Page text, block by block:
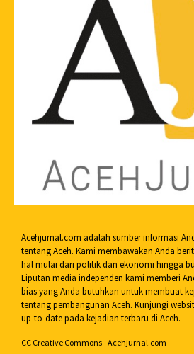
Acehjurnal.com adalah sumber informasi
tentang Aceh. Kami membawakan Anda
hal mulai dari politik dan ekonomi hingga
Liputan media independen kami memberi
bias yang Anda butuhkan untuk membuat
tentang pembangunan Aceh. Kunjungi
up-to-date pada kejadian terbaru di Aceh.
CC Creative Commons - Acehjurnal.com